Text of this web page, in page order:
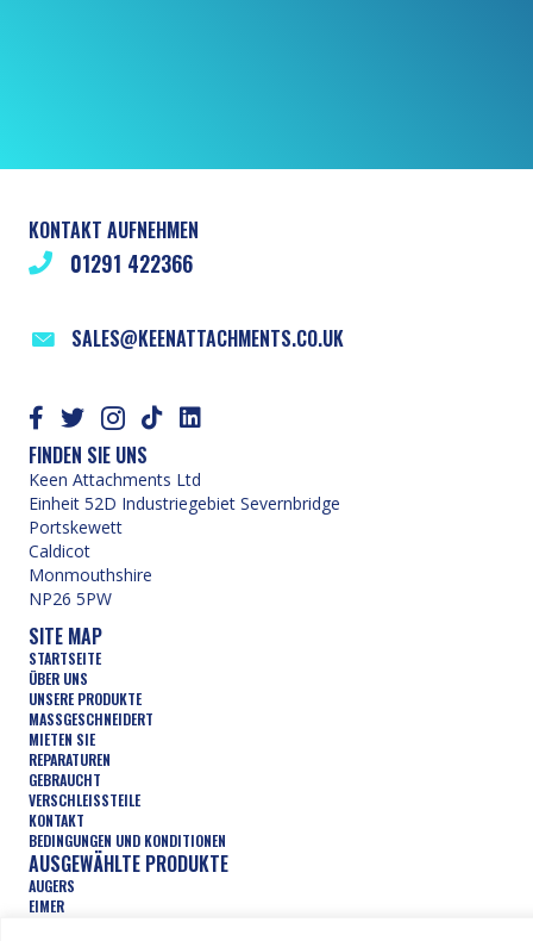
KONTAKT AUFNEHMEN
01291 422366
SALES@KEENATTACHMENTS.CO.UK
FINDEN SIE UNS
Keen Attachments Ltd
Einheit 52D Industriegebiet Severnbridge
Portskewett
Caldicot
Monmouthshire
NP26 5PW
SITE MAP
STARTSEITE
ÜBER UNS
UNSERE PRODUKTE
MASSGESCHNEIDERT
MIETEN SIE
REPARATUREN
GEBRAUCHT
VERSCHLEISSTEILE
KONTAKT
BEDINGUNGEN UND KONDITIONEN
AUSGEWÄHLTE PRODUKTE
AUGERS
EIMER